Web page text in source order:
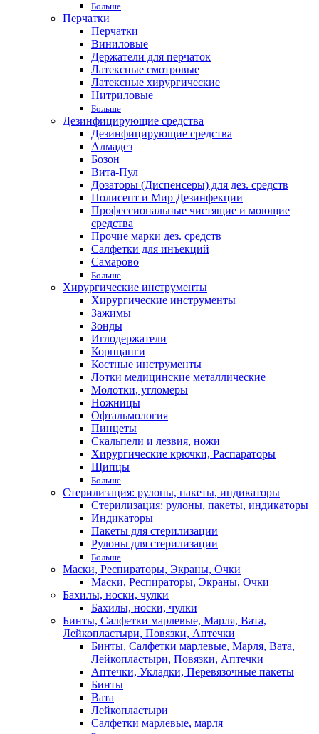
Больше
Перчатки
Перчатки
Виниловые
Держатели для перчаток
Латексные смотровые
Латексные хирургические
Нитриловые
Больше
Дезинфицирующие средства
Дезинфицирующие средства
Алмадез
Бозон
Вита-Пул
Дозаторы (Диспенсеры) для дез. средств
Полисепт и Мир Дезинфекции
Профессиональные чистящие и моющие
средства
Прочие марки дез. средств
Салфетки для инъекций
Самарово
Больше
Хирургические инструменты
Хирургические инструменты
Зажимы
Зонды
Иглодержатели
Корнцанги
Костные инструменты
Лотки медицинские металлические
Молотки, угломеры
Ножницы
Офтальмология
Пинцеты
Скальпели и лезвия, ножи
Хирургические крючки, Распараторы
Щипцы
Больше
Стерилизация: рулоны, пакеты, индикаторы
Стерилизация: рулоны, пакеты, индикаторы
Индикаторы
Пакеты для стерилизации
Рулоны для стерилизации
Больше
Маски, Респираторы, Экраны, Очки
Маски, Респираторы, Экраны, Очки
Бахилы, носки, чулки
Бахилы, носки, чулки
Бинты, Салфетки марлевые, Марля, Вата,
Лейкопластыри, Повязки, Аптечки
Бинты, Салфетки марлевые, Марля, Вата,
Лейкопластыри, Повязки, Аптечки
Аптечки, Укладки, Перевязочные пакеты
Бинты
Вата
Лейкопластыри
Салфетки марлевые, марля